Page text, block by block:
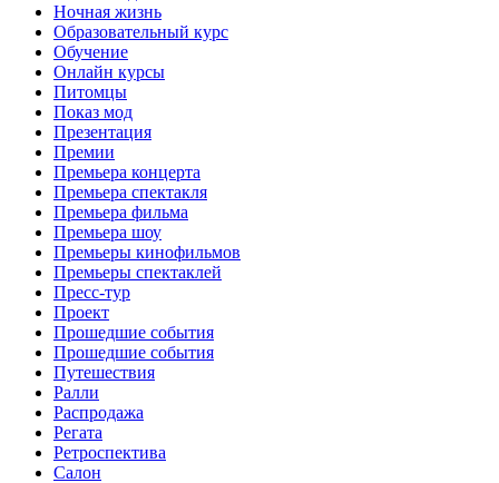
Ночная жизнь
Образовательный курс
Обучение
Онлайн курсы
Питомцы
Показ мод
Презентация
Премии
Премьера концерта
Премьера спектакля
Премьера фильма
Премьера шоу
Премьеры кинофильмов
Премьеры спектаклей
Пресс-тур
Проект
Прошедшие события
Прошедшие события
Путешествия
Ралли
Распродажа
Регата
Ретроспектива
Салон